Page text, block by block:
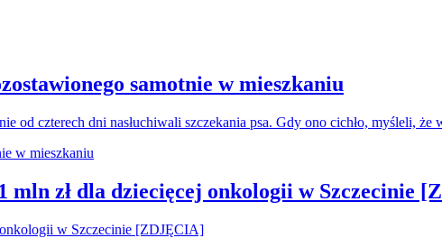
samotnie w mieszkaniu
od czterech dni nasłuchiwali szczekania psa. Gdy ono cichło, myśleli, że
mln zł dla dziecięcej onkologii w Szczecinie